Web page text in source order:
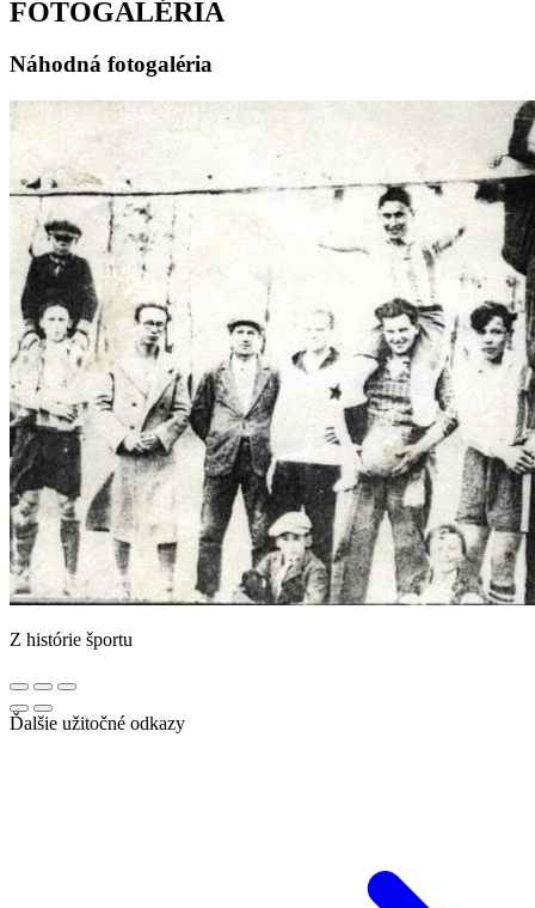
FOTOGALÉRIA
Náhodná fotogaléria
Z histórie športu
Ďalšie užitočné odkazy